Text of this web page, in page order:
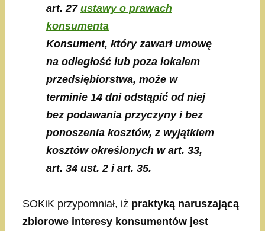
art. 27 ustawy o prawach
konsumenta
Konsument, który zawarł umowę
na odległość lub poza lokalem
przedsiębiorstwa, może w
terminie 14 dni odstąpić od niej
bez podawania przyczyny i bez
ponoszenia kosztów, z wyjątkiem
kosztów określonych w art. 33,
art. 34 ust. 2 i art. 35.
SOKiK przypomniał, iż praktyką naruszającą
zbiorowe interesy konsumentów jest